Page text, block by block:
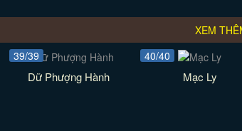
XEM
39/39
Dữ Phượng Hành
40/40
Mạc Ly